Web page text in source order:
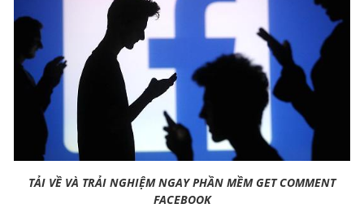
TẢI VỀ VÀ TRẢI NGHIỆM NGAY PHẦN MỀM GET COMMENT
FACEBOOK